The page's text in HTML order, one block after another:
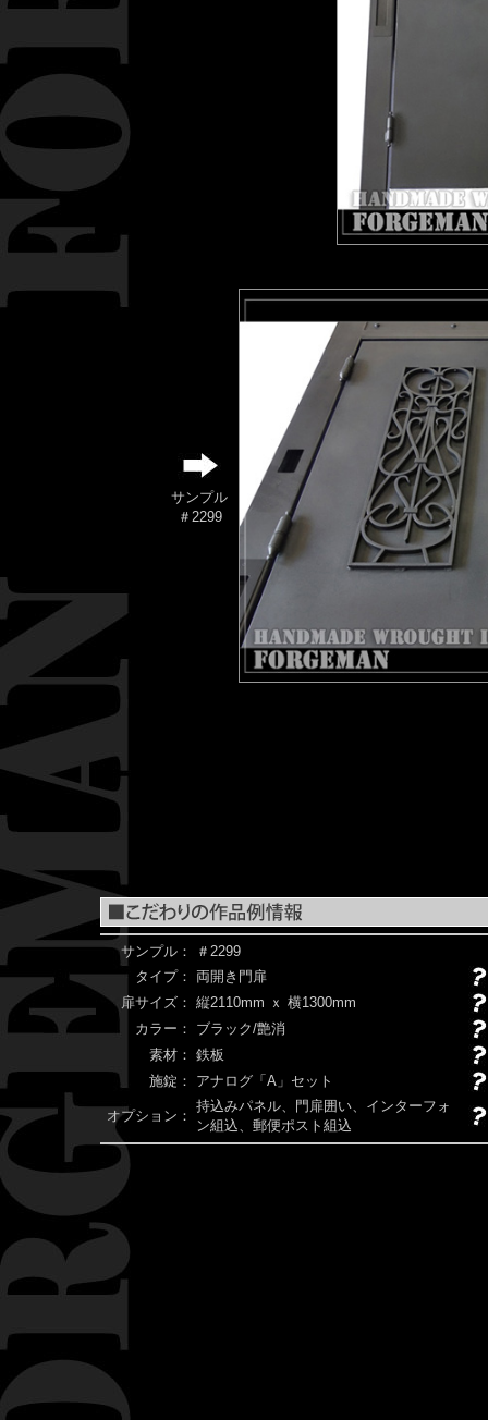
サンプル
＃2299
サンプル：
＃2299
タイプ：
両開き門扉
扉サイズ： 縦2110mm ｘ 横1300mm
カラー：
ブラック/艶消
素材： 鉄板
施錠：
アナログ「A」セット
オプション：
持込みパネル、門扉囲い、インターフォ
ン組込、郵便ポスト組込